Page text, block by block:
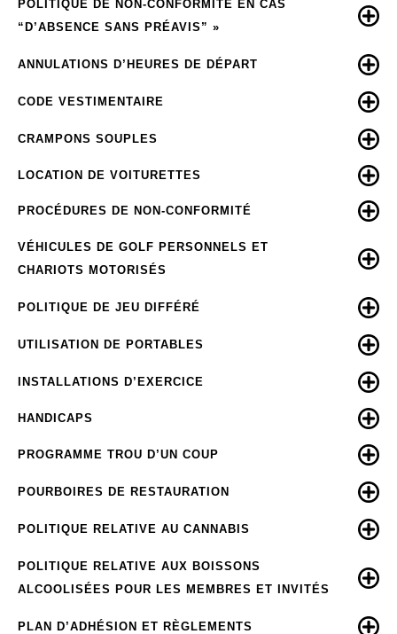
POLITIQUE DE NON-CONFORMITÉ EN CAS
“D’ABSENCE SANS PRÉAVIS” »
ANNULATIONS D’HEURES DE DÉPART
CODE VESTIMENTAIRE
CRAMPONS SOUPLES
LOCATION DE VOITURETTES
PROCÉDURES DE NON-CONFORMITÉ
VÉHICULES DE GOLF PERSONNELS ET
CHARIOTS MOTORISÉS
POLITIQUE DE JEU DIFFÉRÉ
UTILISATION DE PORTABLES
INSTALLATIONS D’EXERCICE
HANDICAPS
PROGRAMME TROU D’UN COUP
POURBOIRES DE RESTAURATION
POLITIQUE RELATIVE AU CANNABIS
POLITIQUE RELATIVE AUX BOISSONS
ALCOOLISÉES POUR LES MEMBRES ET INVITÉS
PLAN D’ADHÉSION ET RÈGLEMENTS